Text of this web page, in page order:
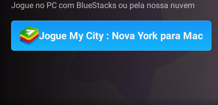
Jogue no PC com BlueStacks ou pela nossa nuvem
Jogue My City : Nova York para Mac